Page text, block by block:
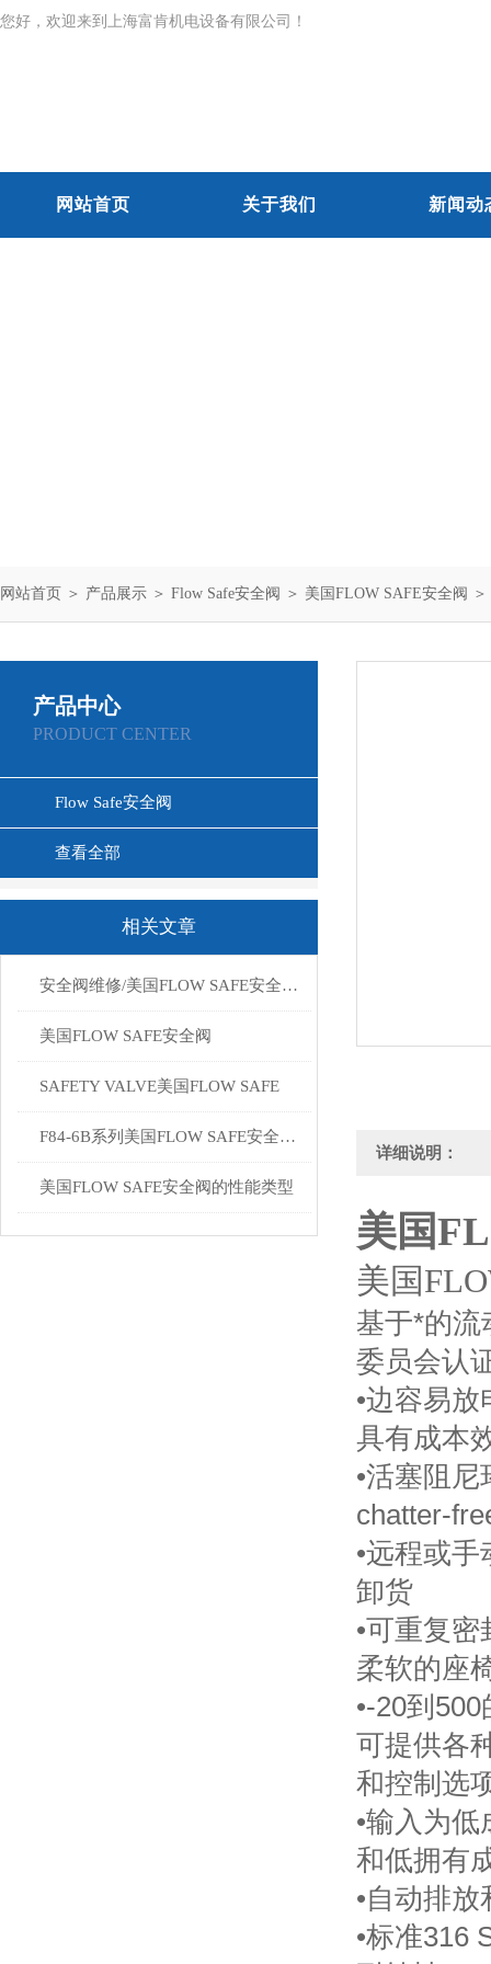
您好，欢迎来到上海富肯机电设备有限公司！
网站首页 关于我们 新闻动
网站首页 ＞ 产品展示 ＞ Flow Safe安全阀 ＞ 美国FLOW SAFE安全阀
产品中心
PRODUCT CENTER
Flow Safe安全阀
美国FLOW SAFE安全阀
查看全部
相关文章
美国FLOW SAFE安全阀
SAFETY VALVE美国FLOW SAFE
F84-6B系列美国FLOW SAFE安全阀在化工行业应用
美国FLOW SAFE安全阀的性能类型
详细说明：
美国
美国
基于*的流
委员会认
•边容易放
具有成本
•活塞阻尼
chatter-
•远程或手
卸货
•可重复密
柔软的座
•-20到
可提供各
和控制选
•输入为
和低拥有
•自动排
•标准316